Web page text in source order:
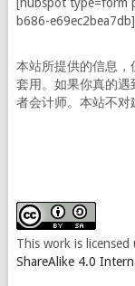
b686-e69ec2bea7db]
本站所提供的信息
套用。如果你真的
者会计师。本站不对
This work is licensed
ShareAlike 4.0